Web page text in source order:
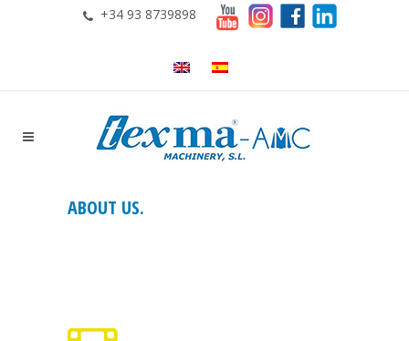
+34 93 8739898
ABOUT US.